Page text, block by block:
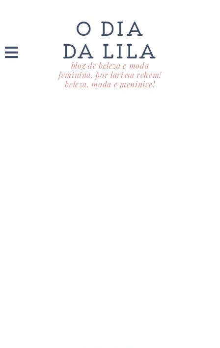
O DIA
DA LILA
blog de beleza e moda
feminina, por larissa rehem!
beleza, moda e meninice!